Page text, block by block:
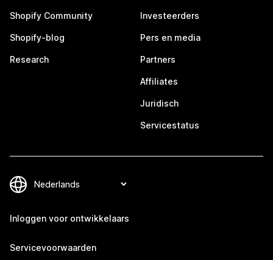
Shopify Community
Shopify-blog
Research
Investeerders
Pers en media
Partners
Affiliates
Juridisch
Servicestatus
Inloggen voor ontwikkelaars
Servicevoorwaarden